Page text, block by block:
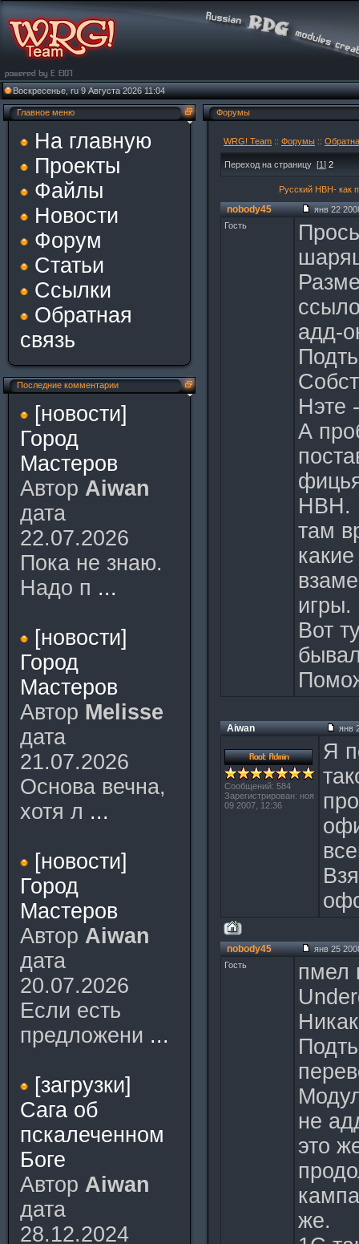
Воскресенье, ru 9 Августа 2026 11:04
Главное меню
На главную
Проекты
Файлы
Новости
Форум
Статьи
Ссылки
Обратная
связь
Последние комментарии
[новости]
Город
Мастеров
Автор Aiwan
дата
22.07.2026
Пока не знаю.
Надо п ...
[новости]
Город
Мастеров
Автор Melisse
дата
21.07.2026
Основа вечна,
хотя л ...
[новости]
Город
Мастеров
Автор Aiwan
дата
20.07.2026
Если есть
предложени ...
[загрузки]
Сага об
пскалеченном
Боге
Автор Aiwan
дата
28.12.2024
Форумы
WRG! Team :: Форумы ::
Переход на страницу [1] 2
Русский НВН- как
nobody45
янв 22
Гость
адд-
Нэте
А
НВН.
там
игры.
Вот
Aiwan янв
Сообщений: 584
Зарегистрирован: ноя
09 2007, 12:36
Я
nobody45
янв 25
Гость
пмел
не
это
же.